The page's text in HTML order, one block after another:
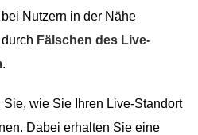
Nutzern in der Nähe
Fälschen des Live-
.
Sie, wie Sie Ihren Live-Standort
Dabei erhalten Sie eine